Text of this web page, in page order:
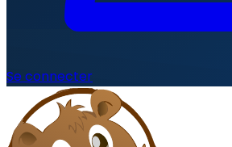
Se connecter